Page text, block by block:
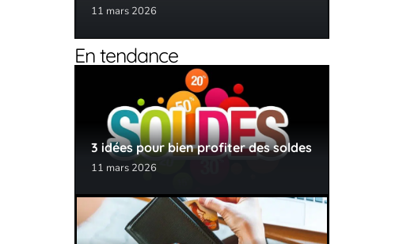
11 mars 2026
En tendance
3 idées pour bien profiter des soldes
11 mars 2026